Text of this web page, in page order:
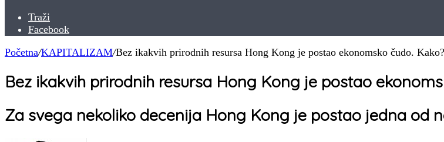
Traži
Facebook
Početna/KAPITALIZAM/Bez ikakvih prirodnih resursa Hong Kong je postao ekonomsko čudo. Kako?
Bez ikakvih prirodnih resursa Hong Kong je postao
Za svega nekoliko decenija Hong Kong je postao jedna od